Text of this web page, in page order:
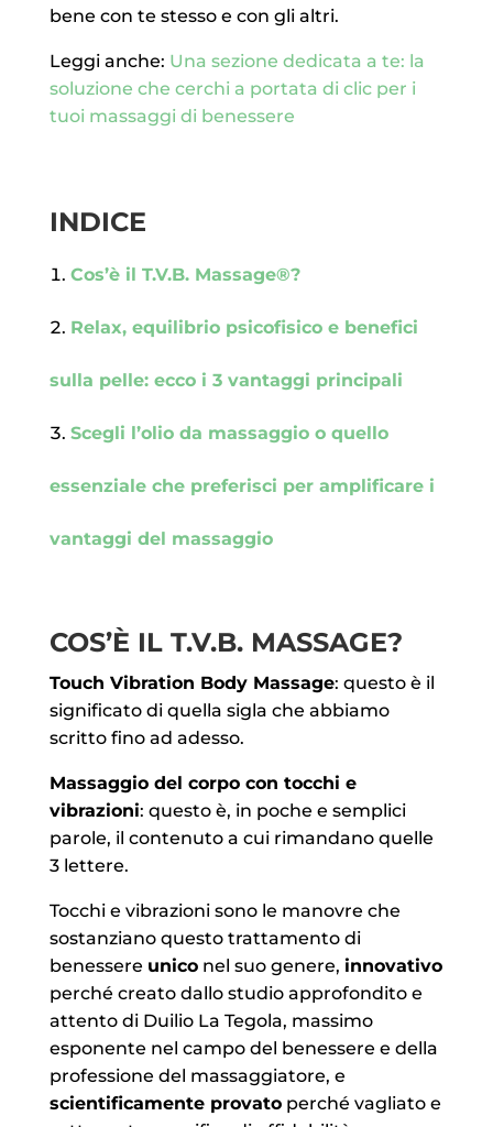
bene con te stesso e con gli altri.
Leggi anche: Una sezione dedicata a te: la
soluzione che cerchi a portata di clic per i
tuoi massaggi di benessere
INDICE
Cos’è il T.V.B. Massage®?
Relax, equilibrio psicofisico e benefici
sulla pelle: ecco i 3 vantaggi principali
Scegli l’olio da massaggio o quello
essenziale che preferisci per amplificare i
vantaggi del massaggio
COS’È IL T.V.B. MASSAGE?
Touch Vibration Body Massage: questo è il
significato di quella sigla che abbiamo
scritto fino ad adesso.
Massaggio del corpo con tocchi e
vibrazioni: questo è, in poche e semplici
parole, il contenuto a cui rimandano quelle
3 lettere.
Tocchi e vibrazioni sono le manovre che
sostanziano questo trattamento di
benessere uniconel suo genere, innovativo
perché creato dallo studio approfondito e
attento di Duilio La Tegola, massimo
esponente nel campo del benessere e della
professione del massaggiatore, e
scientificamente provatoperché vagliato e